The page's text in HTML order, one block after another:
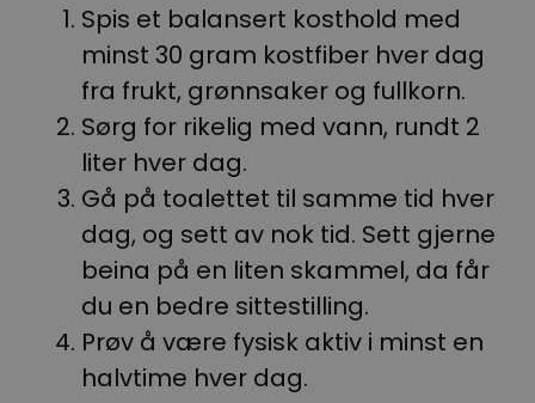
Spis et balansert kosthold med
minst 30 gram kostfiber hver dag
fra frukt, grønnsaker og fullkorn.
Sørg for rikelig med vann, rundt 2
liter hver dag.
Gå på toalettet til samme tid hver
dag, og sett av nok tid. Sett gjerne
beina på en liten skammel, da får
du en bedre sittestilling.
Prøv å være fysisk aktiv i minst en
halvtime hver dag.